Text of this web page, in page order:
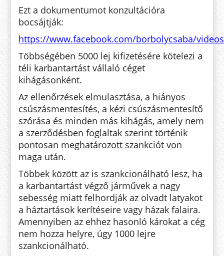
Ezt a dokumentumot konzultációra
bocsájtják:
https://www.facebook.com/borbolycsaba/
Többségében 5000 lej kifizetésére kötelezi a
téli karbantartást vállaló céget
kihágásonként.
Az ellenőrzések elmulasztása, a hiányos
csúszásmentesítés, a kézi csúszásmentesítő
szórása és minden más kihágás, amely nem
a szerződésben foglaltak szerint történik
pontosan meghatározott szankciót von
maga után.
Többek között az is szankcionálható lesz, ha
a karbantartást végző járművek a nagy
sebesség miatt felhordják az olvadt latyakot
a háztartások kerítéseire vagy házak falaira.
Amennyiben az ehhez hasonló károkat a cég
nem hozza helyre, úgy 1000 lejre
szankcionálható.